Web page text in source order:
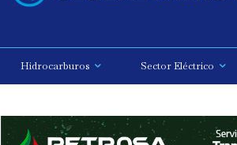
Hidrocarburos Sector Eléctrico